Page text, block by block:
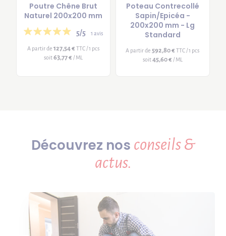
Poutre Chêne Brut
Naturel 200x200 mm
5/5 1 avis
A partir de127,54 € TTC / 1 pcs
soit63,77 € / ML
Poteau Contrecollé
Sapin/Epicéa -
200x200 mm - Lg
Standard
A partir de 592,80 € TTC / 1 pcs
soit45,60 € / ML
Découvrez nos conseils &
actus.